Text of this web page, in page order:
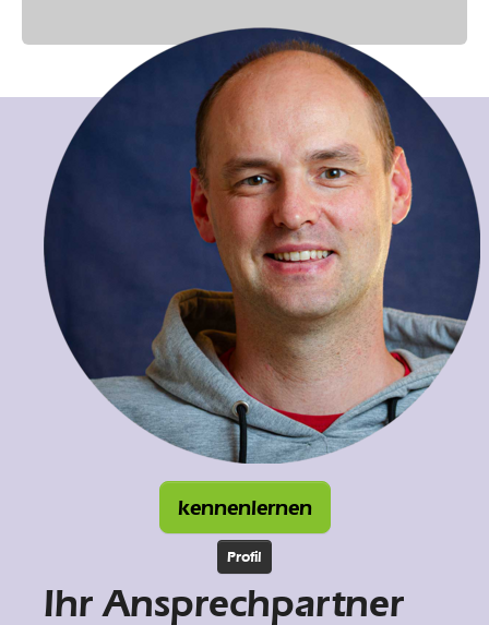
kennenlernen
Profil
Ihr Ansprechpartner